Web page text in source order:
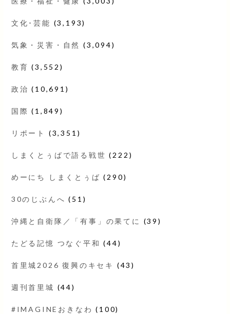
文化･芸能 (3,193)
気象・災害・自然 (3,094)
教育 (3,552)
政治 (10,691)
国際 (1,849)
リポート (3,351)
しまくとぅばで語る戦世 (222)
めーにち しまくとぅば (290)
30のじぶんへ (51)
沖縄と自衛隊／「有事」の果てに (39)
たどる記憶 つなぐ平和 (44)
首里城2026 復興のキセキ (43)
週刊首里城 (44)
#IMAGINEおきなわ (100)